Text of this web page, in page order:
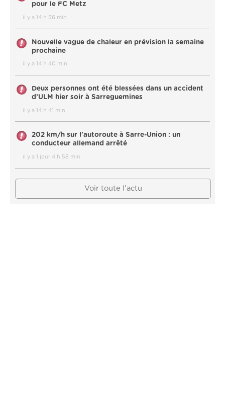
pour le FC Metz
il y a 14 h 36 min
Nouvelle vague de chaleur en prévision la semaine
prochaine
il y a 14 h 40 min
Deux personnes ont été blessées dans un accident
d’ULM hier soir à Sarreguemines
il y a 14 h 41 min
202 km/h sur l'autoroute à Sarre-Union : un
conducteur allemand arrêté
il y a 1 jour 4 h 58 min
Voir toute l'actu